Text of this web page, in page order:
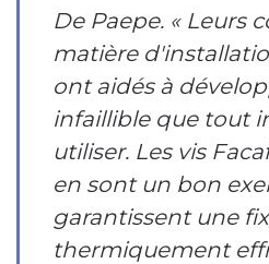
De Paepe. « Leurs
matière
ont aidés à
infaillible que tout
utiliser. Les vis
en sont un bon
garantissent une
thermiquement